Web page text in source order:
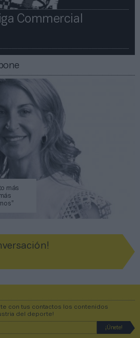
Commercial
más
con tus contactos los contenidos
del deporte!